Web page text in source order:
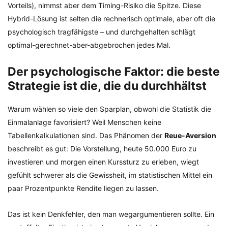
Vorteils), nimmst aber dem Timing-Risiko die Spitze. Diese
Hybrid-Lösung ist selten die rechnerisch optimale, aber oft die
psychologisch tragfähigste – und durchgehalten schlägt
optimal-gerechnet-aber-abgebrochen jedes Mal.
Der psychologische Faktor: die beste
Strategie ist die, die du durchhältst
Warum wählen so viele den Sparplan, obwohl die Statistik die
Einmalanlage favorisiert? Weil Menschen keine
Tabellenkalkulationen sind. Das Phänomen der Reue-Aversion
beschreibt es gut: Die Vorstellung, heute 50.000 Euro zu
investieren und morgen einen Kurssturz zu erleben, wiegt
gefühlt schwerer als die Gewissheit, im statistischen Mittel ein
paar Prozentpunkte Rendite liegen zu lassen.
Das ist kein Denkfehler, den man wegargumentieren sollte. Ein